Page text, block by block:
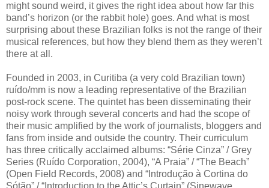
might sound weird, it gives the right idea about how far this
band’s horizon (or the rabbit hole) goes. And what is most
surprising about these Brazilian folks is not the range of their
musical references, but how they blend them as they weren’t
there at all.
Founded in 2003, in Curitiba (a very cold Brazilian town)
ruído/mm is now a leading representative of the Brazilian
post-rock scene. The quintet has been disseminating their
noisy work through several concerts and had the scope of
their music amplified by the work of journalists, bloggers and
fans from inside and outside the country. Their curriculum
has three critically acclaimed albums: “Série Cinza” / Grey
Series (Ruído Corporation, 2004), “A Praia” / “The Beach”
(Open Field Records, 2008) and “Introdução à Cortina do